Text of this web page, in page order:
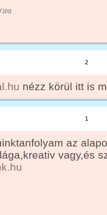
2
nézz körül itt is
1
az
vagy,és